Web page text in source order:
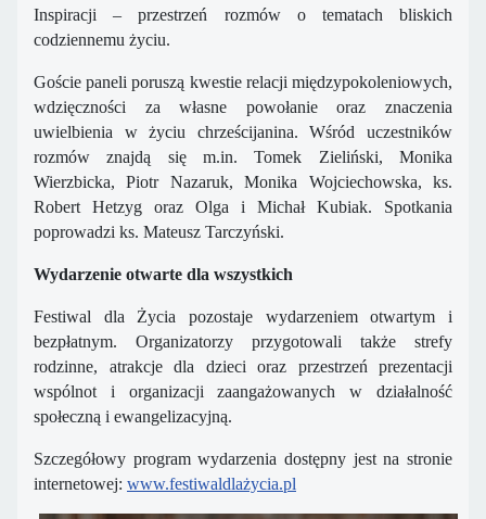
Inspiracji – przestrzeń rozmów o tematach bliskich
codziennemu życiu.
Goście paneli poruszą kwestie relacji międzypokoleniowych,
wdzięczności za własne powołanie oraz znaczenia
uwielbienia w życiu chrześcijanina. Wśród uczestników
rozmów znajdą się m.in. Tomek Zieliński, Monika
Wierzbicka, Piotr Nazaruk, Monika Wojciechowska, ks.
Robert Hetzyg oraz Olga i Michał Kubiak. Spotkania
poprowadzi ks. Mateusz Tarczyński.
Wydarzenie otwarte dla wszystkich
Festiwal dla Życia pozostaje wydarzeniem otwartym i
bezpłatnym. Organizatorzy przygotowali także strefy
rodzinne, atrakcje dla dzieci oraz przestrzeń prezentacji
wspólnot i organizacji zaangażowanych w działalność
społeczną i ewangelizacyjną.
Szczegółowy program wydarzenia dostępny jest na stronie
internetowej: www.festiwaldlażycia.pl